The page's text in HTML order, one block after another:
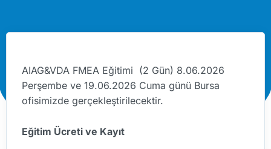
AIAG&VDA FMEA Eğitimi (2 Gün) 8.06.2026
Perşembe ve 19.06.2026 Cuma günü Bursa
ofisimizde gerçekleştirilecektir.
Eğitim Ücreti ve Kayıt